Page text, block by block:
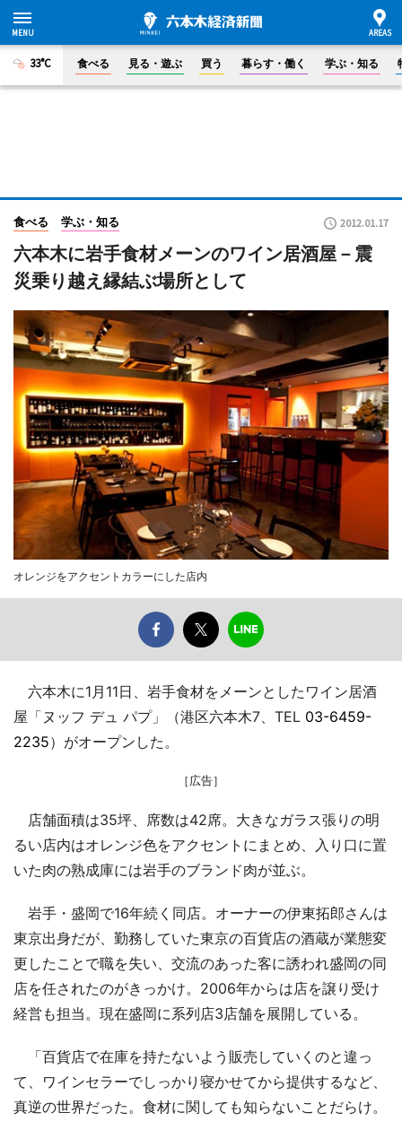
33°C 食べる 見る・遊ぶ 買う 暮らす・働く 学ぶ・知る
食べる 学ぶ・知る 2012.01.17
六本木に岩手食材メーンのワイン居酒屋－震
災乗り越え縁結ぶ場所として
オレンジをアクセントカラーにした店内
六本木に1月11日、岩手食材をメーンとしたワイン居酒
屋「ヌッフ デュ パプ」（港区六本木7、TEL 03-6459-
2235）がオープンした。
［広告］
店舗面積は35坪、席数は42席。大きなガラス張りの明
るい店内はオレンジ色をアクセントにまとめ、入り口に置
いた肉の熟成庫には岩手のブランド肉が並ぶ。
岩手・盛岡で16年続く同店。オーナーの伊東拓郎さんは
東京出身だが、勤務していた東京の百貨店の酒蔵が業態変
更したことで職を失い、交流のあった客に誘われ盛岡の同
店を任されたのがきっかけ。2006年からは店を譲り受け
経営も担当。現在盛岡に系列店3店舗を展開している。
「百貨店で在庫を持たないよう販売していくのと違っ
て、ワインセラーでしっかり寝かせてから提供するなど、
真逆の世界だった。食材に関しても知らないことだらけ。